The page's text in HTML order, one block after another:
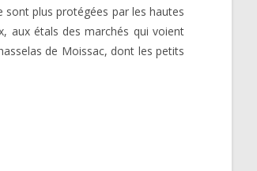
plus protégées par les hautes
aux étals des marchés qui voient
de Moissac, dont les petits